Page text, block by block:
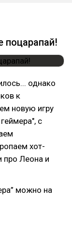
поцарапай!
однако
к
новую игру
с
хот-
Леона и
можно на